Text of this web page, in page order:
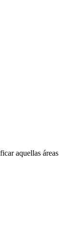
aquellas áreas